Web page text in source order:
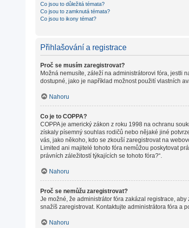
Co jsou to důležitá témata?
Co jsou to zamknutá témata?
Co jsou to ikony témat?
Přihlašování a registrace
Proč se musím zaregistrovat?
Možná nemusíte, záleží na administrátorovi fóra, jestli
dostupné, jako je například možnost použití vlastních
Nahoru
Co je to COPPA?
COPPA je americký zákon z roku 1998 na ochranu
získaly písemný souhlas rodičů nebo nějaké jiné
vás, jako někoho, kdo se zkouší zaregistrovat na
Limited ani majitelé tohoto fóra nemůžou poskytovat
právních záležitostí týkajících se tohoto fóra?“.
Nahoru
Proč se nemůžu zaregistrovat?
Je možné, že administrátor fóra zakázal registrace,
snažíš zaregistrovat. Kontaktujte administrátora fóra a
Nahoru